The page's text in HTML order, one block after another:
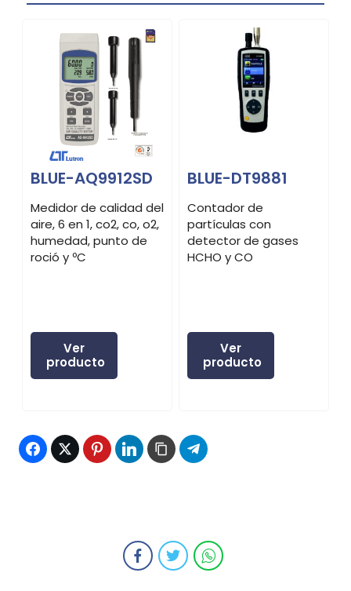
BLUE-AQ9912SD
Medidor de calidad del
aire, 6 en 1, co2, co, o2,
humedad, punto de
roció y ºC
Ver
producto
BLUE-DT9881
Contador de
partículas con
detector de gases
HCHO y CO
Ver
producto